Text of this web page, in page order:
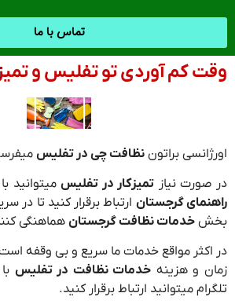
تماس با ما
وقت کم آوردی تو تفلیس و تمیز
اورژانسی براتون نظافت چی در تفلیس
در صورت نیاز تمیزکار در تفلیسمیتوانید
راهنمای گرجستان ارتباط برقرار کنید تا در
بخش خدمات نظافت گرجستانهماهنگی
در اکثر مواقع خدمات ما سریع و بی وقفه است
زمان و هزینه خدمات نظافت در تفلیس
تلگرام میتوانید ارتباط برقرار کنید.